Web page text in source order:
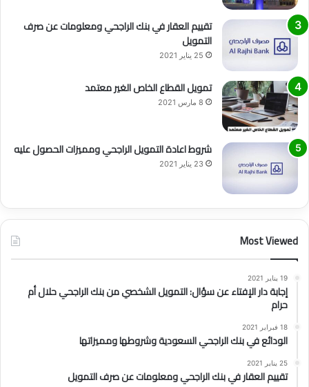
تقييم العقار في بنك الراجحي ومعلومات عن صرف
التمويل
25 يناير 2021
تمويل القطاع الخاص الغير معتمد
8 مارس 2021
شروط اعادة التمويل الراجحي ومميزات الحصول عليه
23 يناير 2021
Most Viewed
19 يناير 2021
إجابة دار الإفتاء عن سؤال: التمويل الشخصي من بنك الراجحي حلال أم
حرام
18 فبراير 2021
الودائع في بنك الراجحي السعودية وشروطها ومميزاتها
25 يناير 2021
تقييم العقار في بنك الراجحي ومعلومات عن صرف التمويل